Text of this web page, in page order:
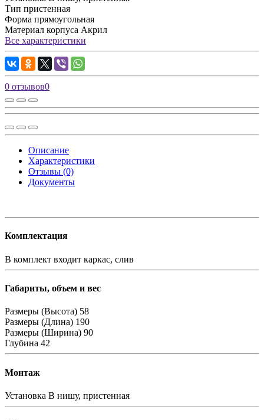
Тип пристенная
Форма прямоугольная
Материал корпуса Акрил
Все характеристики
0 отзывов0
Описание
Характеристики
Отзывы (0)
Документы
Комплектация
В комплект входит каркас, слив
Габариты, объем и вес
Размеры (Высота) 58
Размеры (Длина) 190
Размеры (Ширина) 90
Глубина 42
Монтаж
Установка В нишу, пристенная